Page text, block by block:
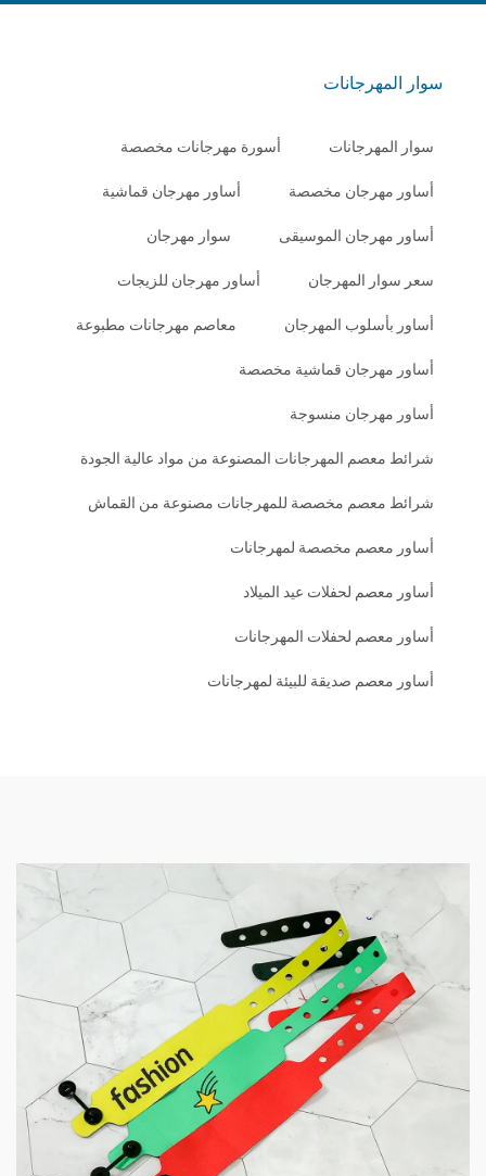
سوار المهرجانات
سوار المهرجانات أسورة مهرجانات مخصصة
أساور مهرجان مخصصة أساور مهرجان قماشية
أساور مهرجان الموسيقى سوار مهرجان
سعر سوار المهرجان أساور مهرجان للزيجات
أساور بأسلوب المهرجان معاصم مهرجانات مطبوعة
أساور مهرجان قماشية مخصصة
أساور مهرجان منسوجة
شرائط معصم المهرجانات المصنوعة من مواد عالية الجودة
شرائط معصم مخصصة للمهرجانات مصنوعة من القماش
أساور معصم مخصصة لمهرجانات
أساور معصم لحفلات عيد الميلاد
أساور معصم لحفلات المهرجانات
أساور معصم صديقة للبيئة لمهرجانات